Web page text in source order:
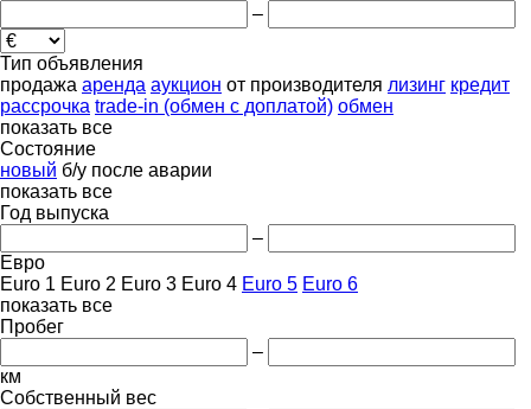
–
Тип объявления
продажа аренда аукцион от производителя лизинг кредит
рассрочка trade-in (обмен с доплатой) обмен
показать все
Состояние
новый б/у после аварии
показать все
Год выпуска
–
Евро
Euro 1 Euro 2 Euro 3 Euro 4 Euro 5 Euro 6
показать все
Пробег
–
км
Собственный вес